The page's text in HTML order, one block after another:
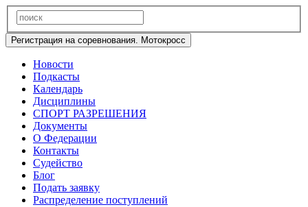
Регистрация на соревнования. Мотокросс
Новости
Подкасты
Календарь
Дисциплины
СПОРТ РАЗРЕШЕНИЯ
Документы
О Федерации
Контакты
Судейство
Блог
Подать заявку
Распределение поступлений